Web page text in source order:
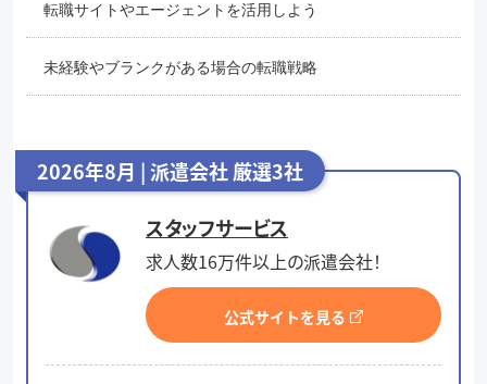
転職サイトやエージェントを活用しよう
未経験やブランクがある場合の転職戦略
2026年8月 | 派遣会社 厳選3社
スタッフサービス
求人数16万件以上の派遣会社！
公式サイトを見る